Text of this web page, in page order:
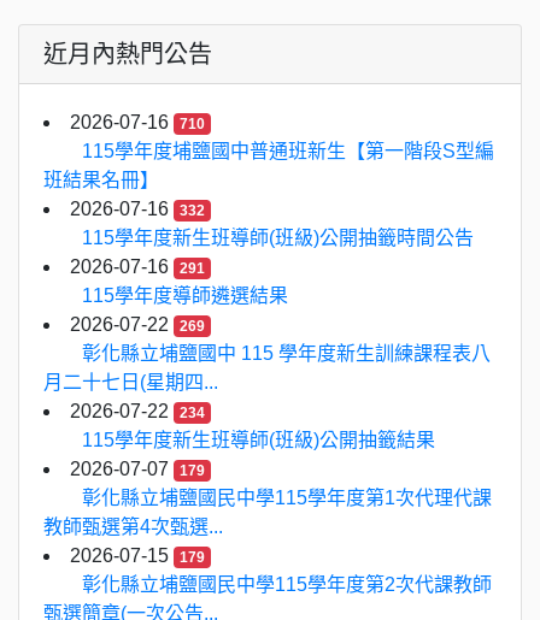
近月內熱門公告
2026-07-16 710
115學年度埔鹽國中普通班新生【第一階段S型編
班結果名冊】
2026-07-16
332
115學年度新生班導師(班級)公開抽籤時間公告
2026-07-16
291
115學年度導師遴選結果
2026-07-22
269
彰化縣立埔鹽國中 115 學年度新生訓練課程表八
月二十七日(星期四...
2026-07-22
234
115學年度新生班導師(班級)公開抽籤結果
2026-07-07
179
彰化縣立埔鹽國民中學115學年度第1次代理代課
教師甄選第4次甄選...
2026-07-15
179
彰化縣立埔鹽國民中學115學年度第2次代課教師
甄選簡章(一次公告...